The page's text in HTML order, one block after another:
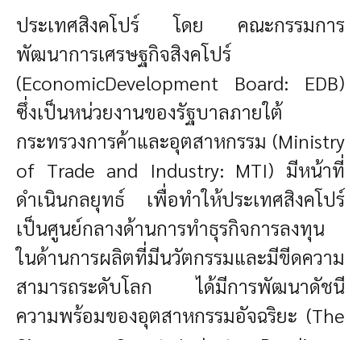
ประเทศสิงคโปร์ โดย คณะกรรมการ
พัฒนาการเศรษฐกิจสิงคโปร์
(EconomicDevelopment Board: EDB)
ซึ่งเป็นหน่วยงานของรัฐบาลภายใต้
กระทรวงการค้าและอุตสาหกรรม (Ministry
of Trade and Industry: MTI) มีหน้าที่
ดำเนินกลยุทธ์ เพื่อทำให้ประเทศสิงคโปร์
เป็นศูนย์กลางด้านการทำธุรกิจการลงทุน
ในด้านการผลิตที่มีนวัตกรรมและมีขีดความ
สามารถระดับโลก ได้มีการพัฒนาดัชนี
ความพร้อมของอุตสาหกรรมอัจฉริยะ (The